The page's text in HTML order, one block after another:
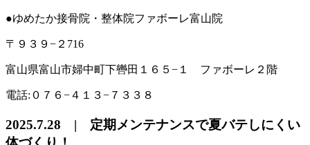
●ゆめたか接骨院・整体院ファボーレ富山院
〒９３９−２716
富山県富山市婦中町下轡田１６５−１ ファボーレ２階
電話:０７６−４１３−７３３８
2025.7.28 | 定期メンテナンスで夏バテしにくい